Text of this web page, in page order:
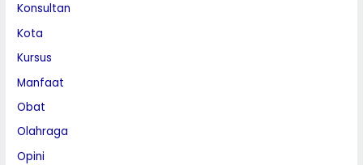
Konsultan
Kota
Kursus
Manfaat
Obat
Olahraga
Opini